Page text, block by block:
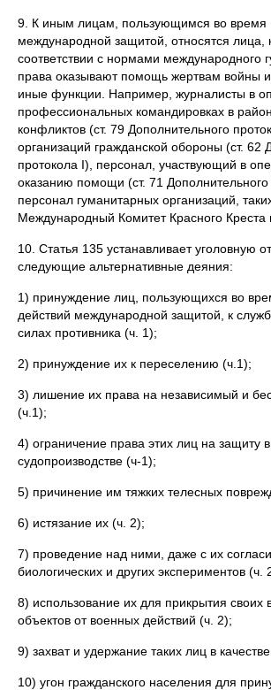
9. К иным лицам, пользующимся во время
международной защитой, относятся лица,
соответствии с нормами международного
права оказывают помощь жертвам войны
иные функции. Например, журналисты в
профессиональных командировках в
конфликтов (ст. 79 Дополнительного
организаций гражданской обороны (ст. 62
протокола I), персонал, участвующий в
оказанию помощи (ст. 71 Дополнительно­го
персонал гуманитарных организаций,
Международный Комитет Красного Креста
10. Статья 135 устанавливает уголовную
следующие аль­тернативные деяния:
1) принуждение лиц, пользующихся во
действий междуна­родной защитой, к
силах противника (ч. 1);
2) принуждение их к переселению (ч.1);
3) лишение их права на независимый и
(ч.1);
4) ограничение права этих лиц на защиту
судопроизводстве (ч-1);
5) причинение им тяжких телесных
6) истязание их (ч. 2);
7) проведение над ними, даже с их
биологических и других экспериментов (ч.
8) использование их для прикрытия своих
объектов от военных действий (ч. 2);
9) захват и удержание таких лиц в
10) угон гражданского населения для